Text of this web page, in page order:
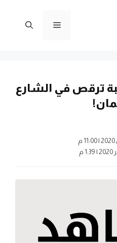
القائمة
ترقص في الشارع